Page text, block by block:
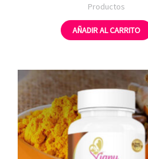
Productos
AÑADIR AL CARRITO